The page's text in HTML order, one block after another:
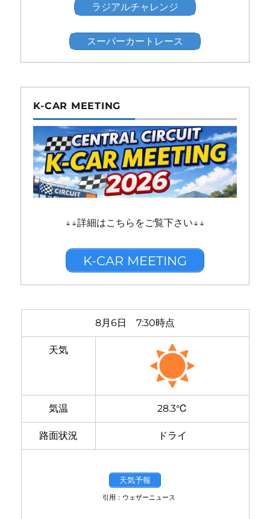
ラジアルチャレンジ
スーパーカートレース
K-CAR MEETING
↓↓詳細はこちらをご覧下さい↓↓
K-CAR MEETING
8月6日 7:30時点
天気
気温 28.3℃
路面状況 ドライ
天気予報
引用：ウェザーニュース